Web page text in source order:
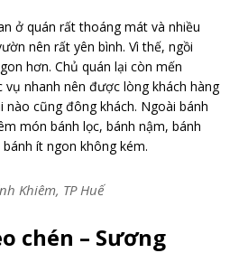
ở quán rất thoáng mát và nhiều
nên rất yên bình. Vì thế, ngồi
hơn. Chủ quán lại còn mến
vụ nhanh nên được lòng khách hàng
cũng đông khách. Ngoài bánh
món bánh lọc, bánh nậm, bánh
ít ngon không kém.
Khiêm, TP Huế
chén – Sương